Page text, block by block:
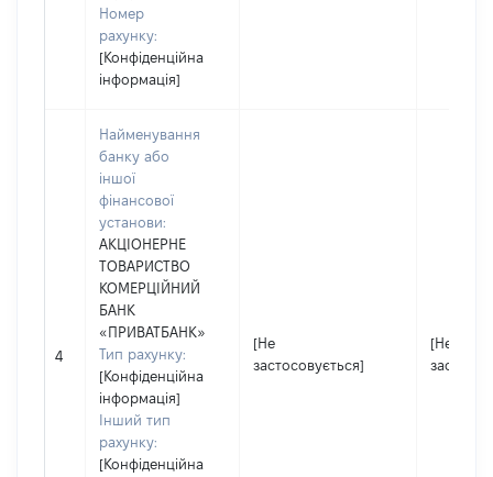
Номер
рахунку:
[Конфіденційна
інформація]
4
Найменування
банку або
іншої
фінансової
установи:
АКЦІОНЕРНЕ
ТОВАРИСТВО
КОМЕРЦІЙНИЙ
БАНК
«ПРИВАТБАНК»
Тип рахунку:
[Конфіденційна
інформація]
Інший тип
рахунку:
[Конфіденційна
[Не
застосовується]
[Не